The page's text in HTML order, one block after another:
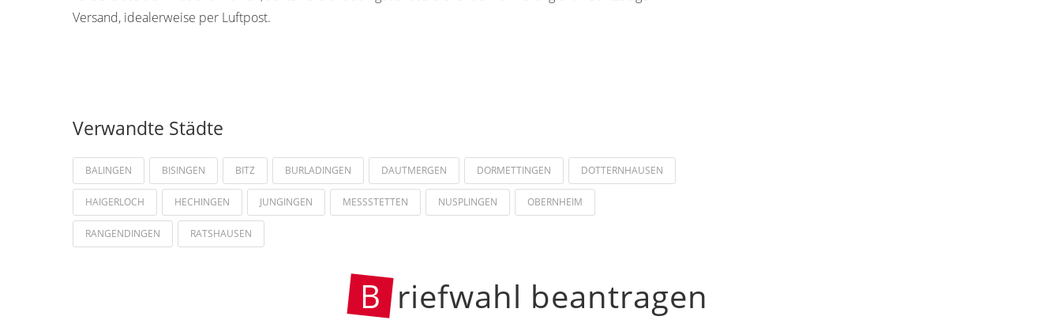
Versand, idealerweise per Luftpost.
Verwandte Städte
BALINGEN BISINGEN BITZ BURLADINGEN DAUTMERGEN DORMETTINGEN DOTTERNHAUSEN
HAIGERLOCH HECHINGEN JUNGINGEN MESSSTETTEN NUSPLINGEN OBERNHEIM
RANGENDINGEN RATSHAUSEN
B riefwahl beantragen